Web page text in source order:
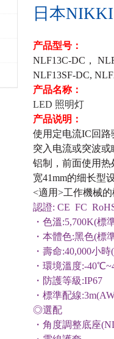
日本NIKKI
产品型号：
NLF13C-DC ，
NLF13SF-DC,
产品名称：
LED 照明灯
产品说明：
使用定电流IC回
突入电流或突波
铝制，前面使用
宽41mm的细长型
<適用>工作機械的
認證: CE FC
・色溫:5,700K(標
・本體色:黑色(標
・壽命:40,000小時(
・環境溫 度:-40℃
・防護等級:IP67
・標準配線
◎選配
・角度調整底座